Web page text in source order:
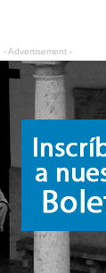
- Advertisement -